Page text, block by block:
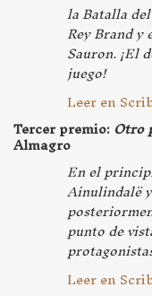
la Batalla
Rey Brand
Sauron. ¡El
juego!
Leer en
Tercer premio:Otro
Almagro
En el
Ainulindalë
punto de
Leer en